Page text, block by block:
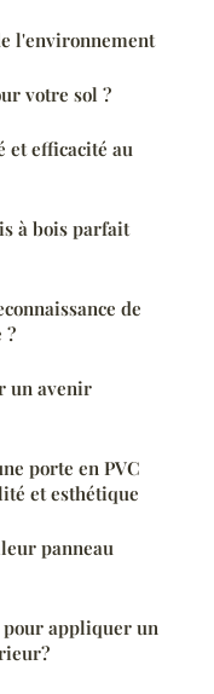
l'environnement
votre sol ?
et efficacité au
à bois parfait
de
?
un avenir
porte en PVC
et esthétique
panneau
appliquer un